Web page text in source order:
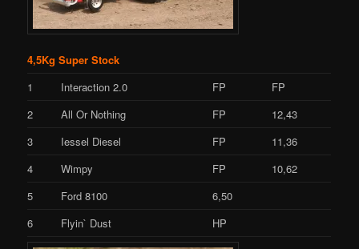
4,5Kg Super Stock
1
Interaction 2.0 FP
FP
2
All Or Nothing FP
12,43
3
Iessel Diesel FP
11,36
4
Wimpy FP
10,62
5
Ford 8100
6,50
6
Flyin` Dust HP